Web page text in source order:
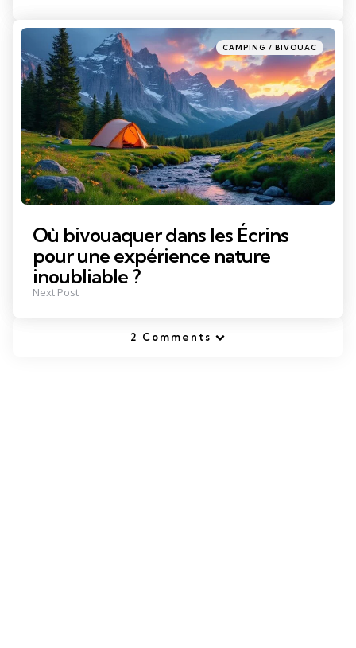
Posted
in
CAMPING / BIVOUAC
Où bivouaquer dans les Écrins
pour une expérience nature
inoubliable ?
Next Post
2 Comments